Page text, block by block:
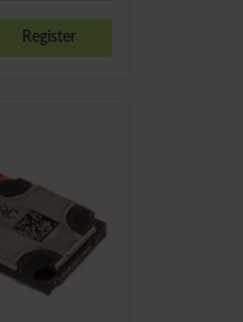
Register